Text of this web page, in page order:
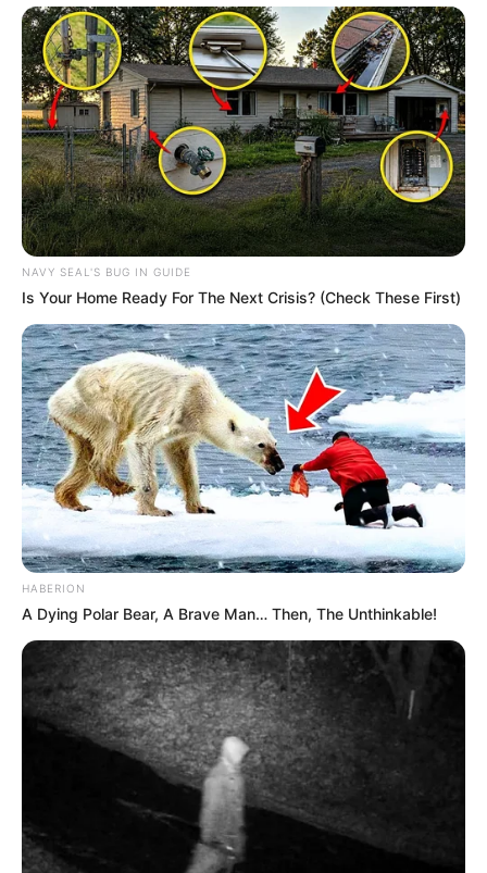
NAVY SEAL'S BUG IN GUIDE
Is Your Home Ready For The Next Crisis? (Check These First)
HABERION
A Dying Polar Bear, A Brave Man… Then, The Unthinkable!